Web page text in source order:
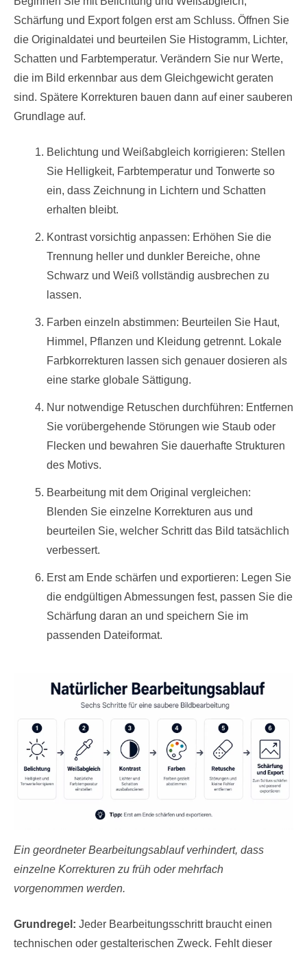
Schärfung und Export folgen erst am Schluss. Öffnen Sie
die Originaldatei und beurteilen Sie Histogramm, Lichter,
Schatten und Farbtemperatur. Verändern Sie nur Werte,
die im Bild erkennbar aus dem Gleichgewicht geraten
sind. Spätere Korrekturen bauen dann auf einer sauberen
Grundlage auf.
Belichtung und Weißabgleich korrigieren: Stellen
Sie Helligkeit, Farbtemperatur und Tonwerte so
ein, dass Zeichnung in Lichtern und Schatten
erhalten bleibt.
Kontrast vorsichtig anpassen: Erhöhen Sie die
Trennung heller und dunkler Bereiche, ohne
Schwarz und Weiß vollständig ausbrechen zu
lassen.
Farben einzeln abstimmen: Beurteilen Sie Haut,
Himmel, Pflanzen und Kleidung getrennt. Lokale
Farbkorrekturen lassen sich genauer dosieren als
eine starke globale Sättigung.
Nur notwendige Retuschen durchführen: Entfernen
Sie vorübergehende Störungen wie Staub oder
Flecken und bewahren Sie dauerhafte Strukturen
des Motivs.
Bearbeitung mit dem Original vergleichen:
Blenden Sie einzelne Korrekturen aus und
beurteilen Sie, welcher Schritt das Bild tatsächlich
verbessert.
Erst am Ende schärfen und exportieren: Legen Sie
die endgültigen Abmessungen fest, passen Sie die
Schärfung daran an und speichern Sie im
passenden Dateiformat.
Ein geordneter Bearbeitungsablauf verhindert, dass
einzelne Korrekturen zu früh oder mehrfach
vorgenommen werden.
Grundregel: Jeder Bearbeitungsschritt braucht einen
technischen oder gestalterischen Zweck. Fehlt dieser